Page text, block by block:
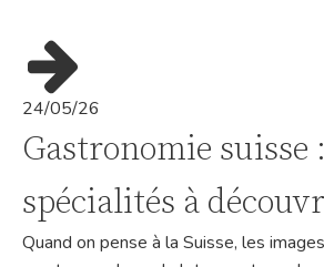
24/05/26
Gastronomie suisse :
spécialités à
Quand on pense à la Suisse, les